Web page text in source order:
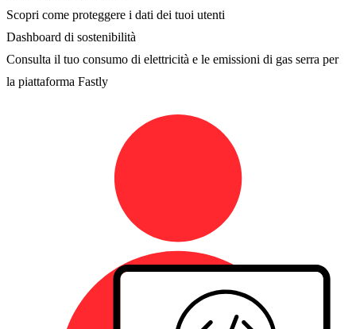
Scopri come proteggere i dati dei tuoi utenti
Dashboard di sostenibilità
Consulta il tuo consumo di elettricità e le emissioni di gas serra per
la piattaforma Fastly